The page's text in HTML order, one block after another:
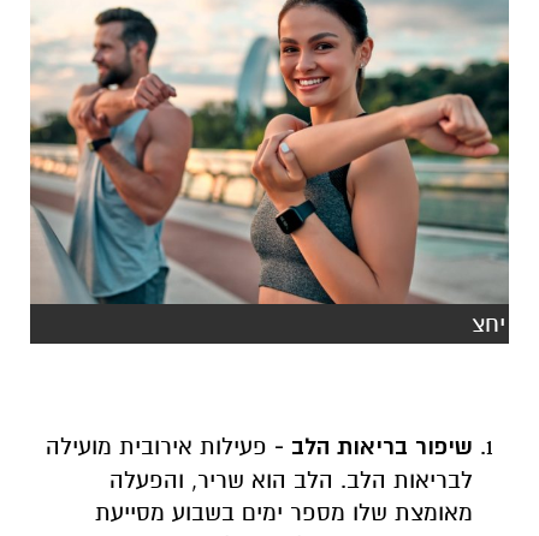
יחצ
שיפור בריאות הלב - פעילות אירובית מועילה
לבריאות הלב. הלב הוא שריר, והפעלה
מאומצת שלו מספר ימים בשבוע מסייעת